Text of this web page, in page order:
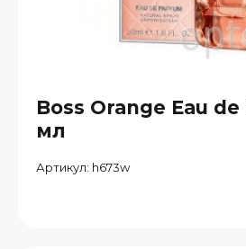
Boss Orange Eau
мл
Артикул: h673w